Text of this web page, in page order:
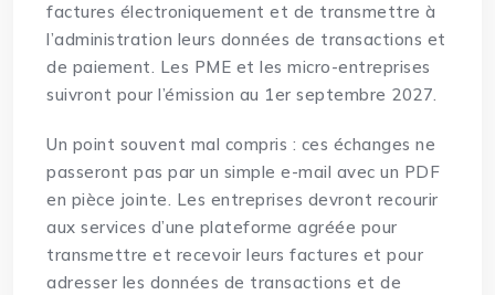
factures électroniquement et de transmettre à
l’administration leurs données de transactions et
de paiement. Les PME et les micro-entreprises
suivront pour l’émission au 1er septembre 2027.
Un point souvent mal compris : ces échanges ne
passeront pas par un simple e-mail avec un PDF
en pièce jointe. Les entreprises devront recourir
aux services d’une plateforme agréée pour
transmettre et recevoir leurs factures et pour
adresser les données de transactions et de